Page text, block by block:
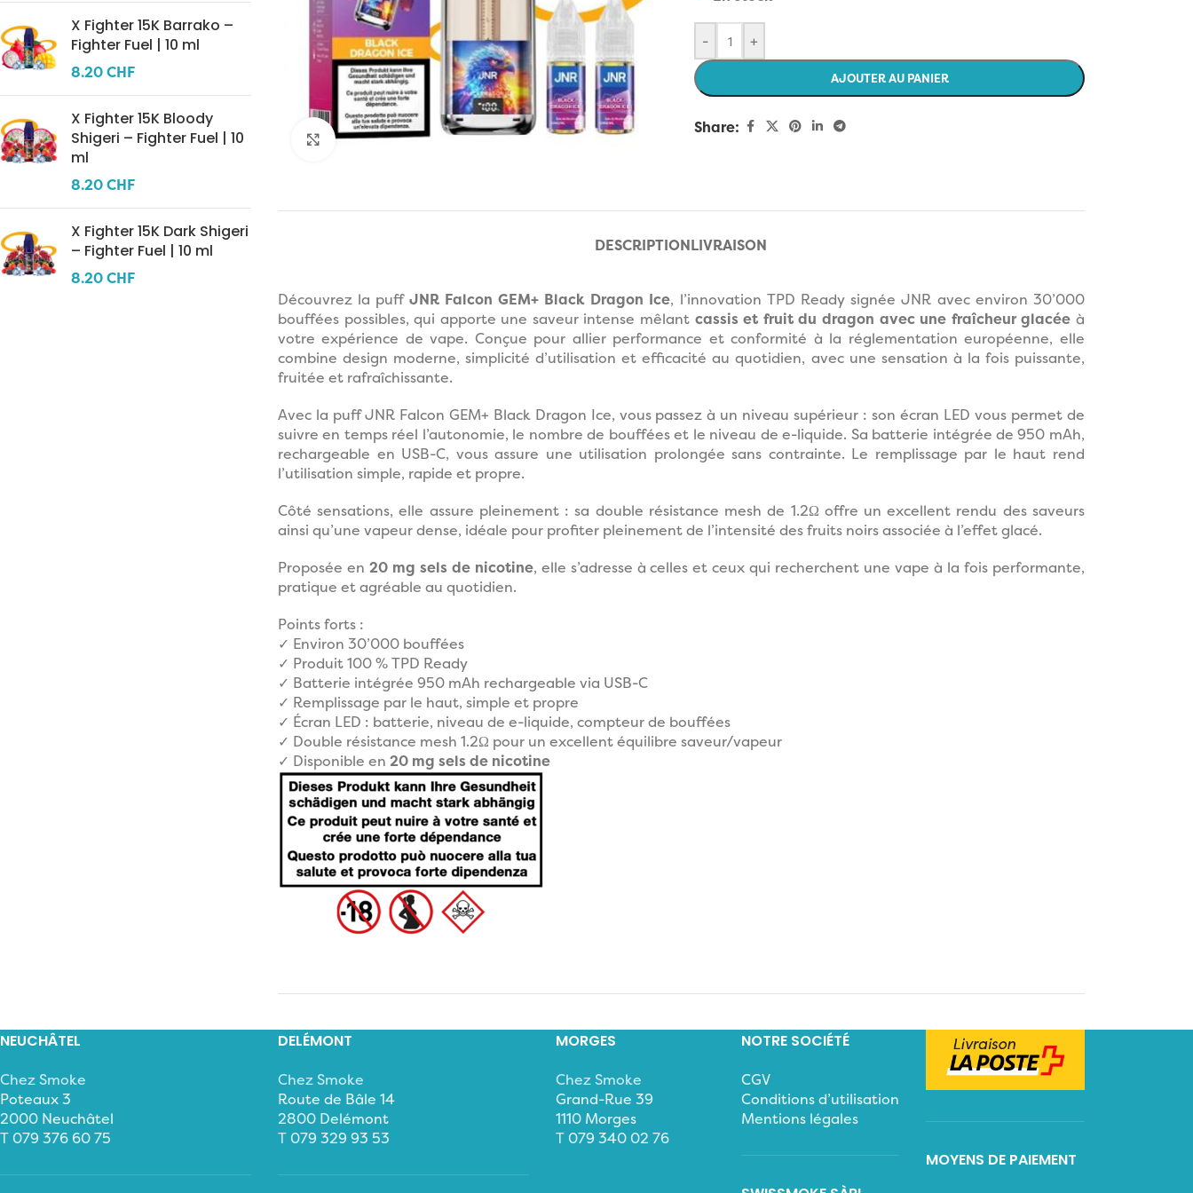
X Fighter 15K Barrako –
Fighter Fuel | 10 ml
8.20CHF
X Fighter 15K Bloody
Shigeri – Fighter Fuel | 10
ml
8.20CHF
X Fighter 15K Dark Shigeri
– Fighter Fuel | 10 ml
8.20CHF
Click to enlarge
- +
AJOUTER AU PANIER
Share:
DESCRIPTIONLIVRAISON
Découvrez la puff JNR Falcon GEM+ Black Dragon Ice, l’innovation TPD Ready signée JNR avec environ 30’000
bouffées possibles, qui apporte une saveur intense mêlant cassis et fruit du dragon avec une fraîcheur glacée à
votre expérience de vape. Conçue pour allier performance et conformité à la réglementation européenne, elle
combine design moderne, simplicité d’utilisation et efficacité au quotidien, avec une sensation à la fois puissante,
fruitée et rafraîchissante.
Avec la puff JNR Falcon GEM+ Black Dragon Ice, vous passez à un niveau supérieur : son écran LED vous permet de
suivre en temps réel l’autonomie, le nombre de bouffées et le niveau de e-liquide. Sa batterie intégrée de 950 mAh,
rechargeable en USB-C, vous assure une utilisation prolongée sans contrainte. Le remplissage par le haut rend
l’utilisation simple, rapide et propre.
Côté sensations, elle assure pleinement : sa double résistance mesh de 1.2Ω offre un excellent rendu des saveurs
ainsi qu’une vapeur dense, idéale pour profiter pleinement de l’intensité des fruits noirs associée à l’effet glacé.
Proposée en 20 mg sels de nicotine, elle s’adresse à celles et ceux qui recherchent une vape à la fois performante,
pratique et agréable au quotidien.
Points forts :
✓ Environ 30’000 bouffées
✓ Produit 100 % TPD Ready
✓ Batterie intégrée 950 mAh rechargeable via USB-C
✓ Remplissage par le haut, simple et propre
✓ Écran LED : batterie, niveau de e-liquide, compteur de bouffées
✓ Double résistance mesh 1.2Ω pour un excellent équilibre saveur/vapeur
✓ Disponible en 20 mg sels de nicotine
NEUCHÂTEL
Chez Smoke
Poteaux 3
2000 Neuchâtel
T 079 376 60 75
DELÉMONT
Chez Smoke
Route de Bâle 14
2800 Delémont
T 079 329 93 53
MORGES
Chez Smoke
Grand-Rue 39
1110 Morges
T 079 340 02 76
NOTRE SOCIÉTÉ
CGV
Conditions d’utilisation
Mentions légales
MOYENS DE PAIEMENT